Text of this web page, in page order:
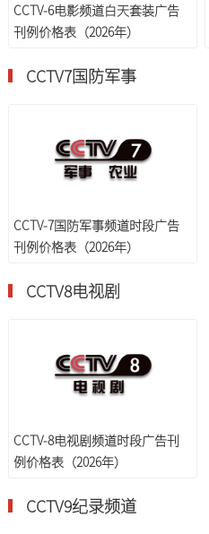
CCTV-6电影频道白天套装广告
刊例价格表（2026年）
CCTV7国防军事
CCTV-7国防军事频道时段广告
刊例价格表（2026年）
CCTV8电视剧
CCTV-8电视剧频道时段广告刊
例价格表（2026年）
CCTV9纪录频道